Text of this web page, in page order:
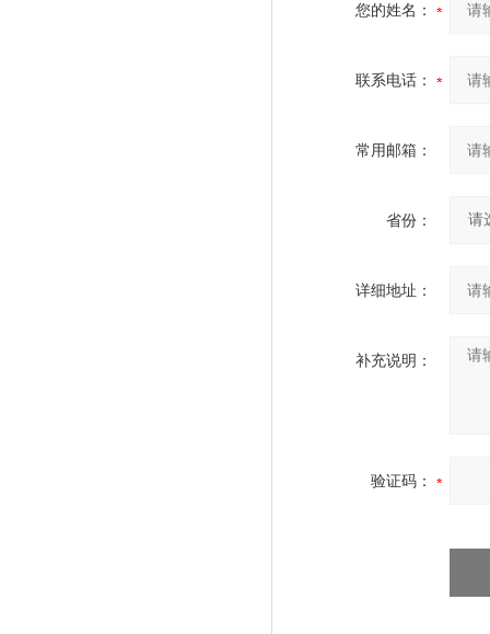
您的姓名：
联系电话：
常用邮箱：
省份：
详细地址：
补充说明：
验证码：